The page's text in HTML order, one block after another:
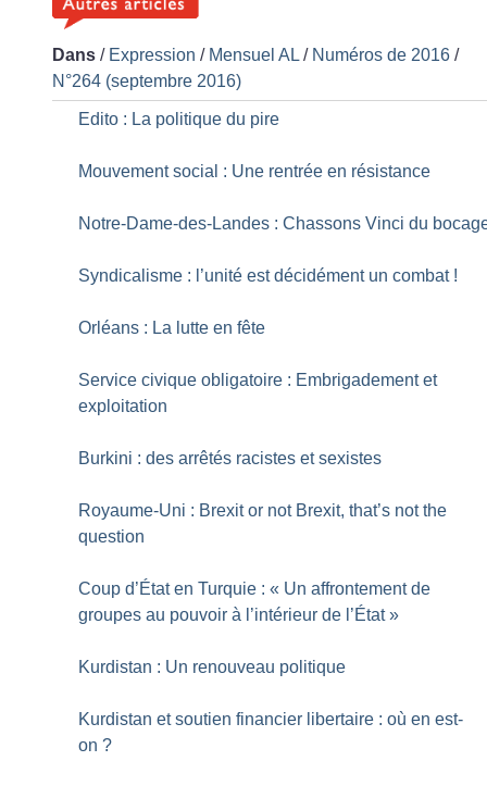
Dans / Expression / Mensuel AL / Numéros de 2016 /
N°264 (septembre 2016)
Edito : La politique du pire
Mouvement social : Une rentrée en résistance
Notre-Dame-des-Landes : Chassons Vinci du
Syndicalisme : l’unité est décidément un combat !
Orléans : La lutte en fête
Service civique obligatoire : Embrigadement et
exploitation
Burkini : des arrêtés racistes et sexistes
Royaume-Uni : Brexit or not Brexit, that’s not the
question
Coup d’État en Turquie : « Un affrontement de
groupes au pouvoir à l’intérieur de l’État »
Kurdistan : Un renouveau politique
Kurdistan et soutien financier libertaire : où en est-
on ?